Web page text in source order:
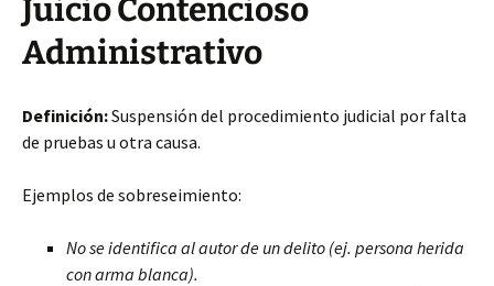
Juicio Contencioso
Administrativo
Definición:Suspensión del procedimiento judicial por falta
de pruebas u otra causa.
Ejemplos de sobreseimiento:
No se identifica al autor de un delito (ej. persona herida
con arma blanca).